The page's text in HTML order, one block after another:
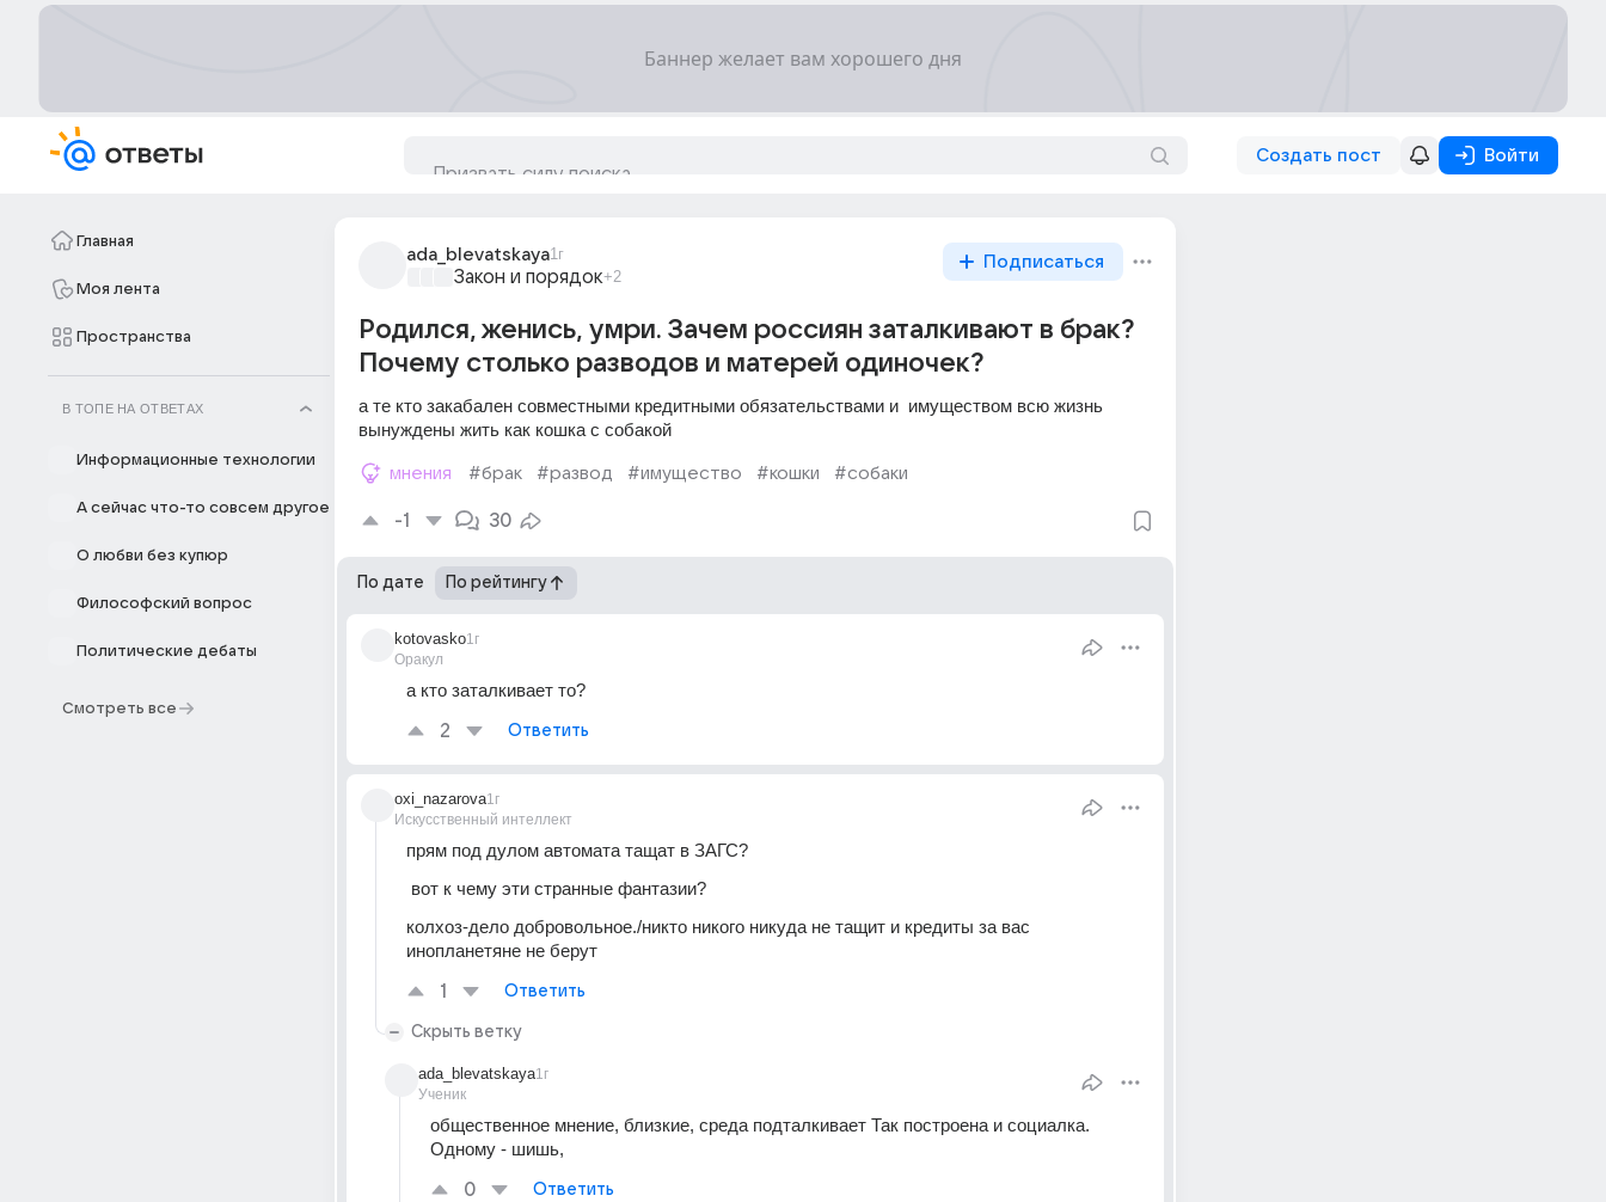
Создать пост Войти
Главная
Моя лента
Пространства
В ТОПЕ НА ОТВЕТАХ
Информационные технологии
А сейчас что-то совсем другое
О любви без купюр
Философский вопрос
Политические дебаты
Смотреть все
ada_blevatskaya1г
Закон и порядок+2
Подписаться
Родился, женись, умри. Зачем россиян заталкивают в брак?
Почему столько разводов и матерей одиночек?
а те кто закабален совместными кредитными обязательствами и  имуществом всю жизнь
вынуждены жить как кошка с собакой
мнения #брак #развод #имущество #кошки #собаки
-1 30
По дате По рейтингу
kotovasko
Оракул
1г
а кто заталкивает то?
2 Ответить
oxi_nazarova
Искусственный интеллект
1г
прям под дулом автомата тащат в ЗАГС?
вот к чему эти странные фантазии?
колхоз-дело добровольное./никто никого никуда не тащит и кредиты за вас
инопланетяне не берут
1 Ответить
Скрыть ветку
ada_blevatskaya
Ученик
1г
общественное мнение, близкие, среда подталкивает Так построена и социалка.
Одному - шишь,
0 Ответить